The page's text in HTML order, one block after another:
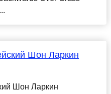
Шон Ларкин
Шон Ларкин